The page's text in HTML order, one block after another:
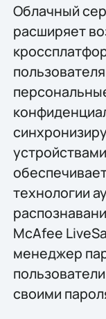
Облачный
расширяет
технологии
McAfee
менеджер
своими